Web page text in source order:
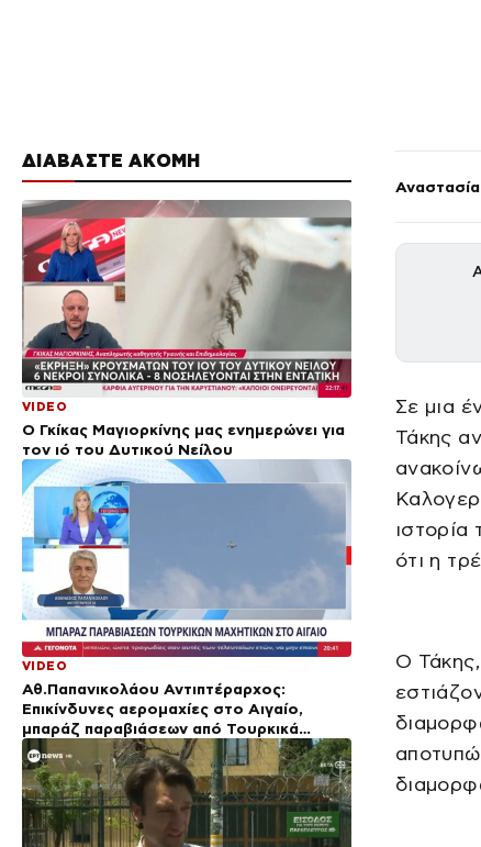
ΔΙΑΒΑΣΤΕ ΑΚΟΜΗ
VIDEO
Ο Γκίκας Μαγιορκίνης μας ενημερώνει για
τον ιό του Δυτικού Νείλου
VIDEO
Αθ.Παπανικολάου Αντιπτέραρχος:
Επικίνδυνες αερομαχίες στο Αιγαίο,
μπαράζ παραβιάσεων από Τουρκικά
μαχητικά
Σε μια
Τάκης
ιστορία
ότι η
Ο Τάκης,